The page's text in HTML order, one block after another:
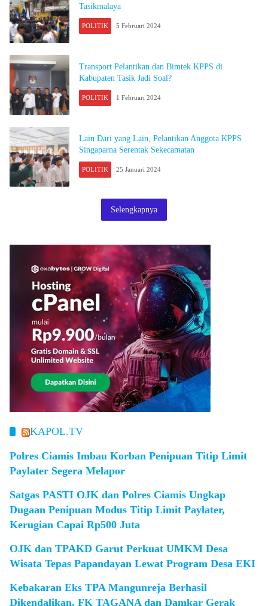
Tasikmalaya
POLITIK 5 Februari 2024
Transport Pelantikan dan Bimtek KPPS di
Kabupaten Tasik Jadi Soal?
POLITIK 1 Februari 2024
Lain Dari yang Lain, Pelantikan Anggota KPPS
Singaparna Serentak Sekecamatan
POLITIK 25 Januari 2024
Selengkapnya
KAPOL.TV
Polres Ciamis Imbau Korban Penipuan Titip Limit
Paylater Segera Melapor
Satgas PASTI OJK dan Polres Ciamis Ungkap
Dugaan Penipuan Modus Titip Limit Paylater,
Kerugian Capai Rp500 Juta
OJK dan TPAKD Garut Perkuat UMKM Desa
Wisata Tepas Papandayan Lewat Program Desa EKI
Kebakaran Eks TPA Mangunreja Berhasil
Dikendalikan, FK TAGANA dan Damkar Gerak